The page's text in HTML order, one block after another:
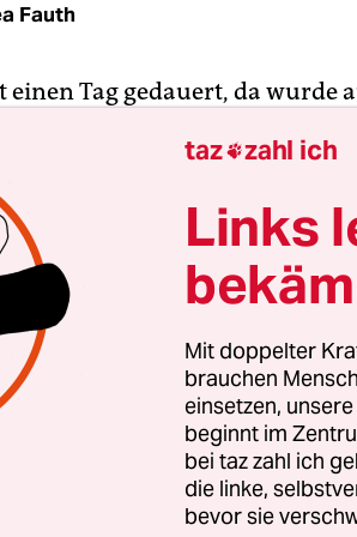
Fauth
einen Tag gedauert, da wurde
zirkulieren seit
Macher haben sich für die
Fernsehsender zum Teil
Nachrichtensendung Le
Nachrichten“) auf dem
satirischen Stil pflegt und
alle möglichen Kulissen zu
mehrmals gefilmt,
gedealt wurde. Diese
taz zahl ich
Links
Mit doppelter
brauchen
einsetzen,
beginnt im
bei taz zahl ich
die linke,
bevor sie